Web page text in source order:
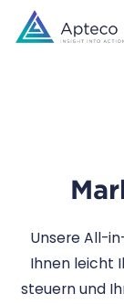
Unsere All-
Ihnen leicht
steuern und